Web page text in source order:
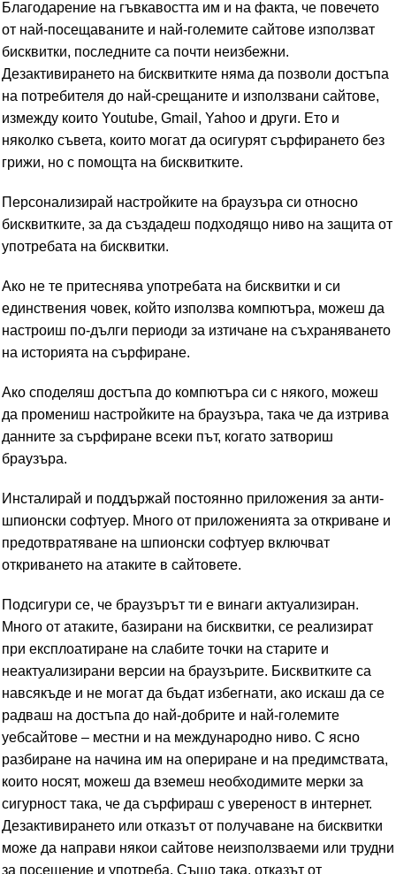
Благодарение на гъвкавостта им и на факта, че повечето
от най-посещаваните и най-големите сайтове използват
бисквитки, последните са почти неизбежни.
Дезактивирането на бисквитките няма да позволи достъпа
на потребителя до най-срещаните и използвани сайтове,
измежду които Youtube, Gmail, Yahoo и други. Ето и
няколко съвета, които могат да осигурят сърфирането без
грижи, но с помощта на бисквитките.
Персонализирай настройките на браузъра си относно
бисквитките, за да създадеш подходящо ниво на защита от
употребата на бисквитки.
Ако не те притеснява употребата на бисквитки и си
единствения човек, който използва компютъра, можеш да
настроиш по-дълги периоди за изтичане на съхраняването
на историята на сърфиране.
Ако споделяш достъпа до компютъра си с някого, можеш
да промениш настройките на браузъра, така че да изтрива
данните за сърфиране всеки път, когато затвориш
браузъра.
Инсталирай и поддържай постоянно приложения за анти-
шпионски софтуер. Много от приложенията за откриване и
предотвратяване на шпионски софтуер включват
откриването на атаките в сайтовете.
Подсигури се, че браузърът ти е винаги актуализиран.
Много от атаките, базирани на бисквитки, се реализират
при експлоатиране на слабите точки на старите и
неактуализирани версии на браузърите. Бисквитките са
навсякъде и не могат да бъдат избегнати, ако искаш да се
радваш на достъпа до най-добрите и най-големите
уебсайтове – местни и на международно ниво. С ясно
разбиране на начина им на опериране и на предимствата,
които носят, можеш да вземеш необходимите мерки за
сигурност така, че да сърфираш с увереност в интернет.
Дезактивирането или отказът от получаване на бисквитки
може да направи някои сайтове неизползваеми или трудни
за посещение и употреба. Също така, отказът от